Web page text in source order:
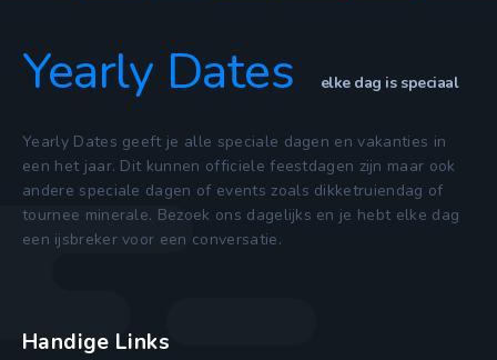
Yearly Dates elke dag is speciaal
Yearly Dates geeft je alle speciale dagen en vakanties in
een het jaar. Dit kunnen officiele feestdagen zijn maar ook
andere speciale dagen of events zoals dikketruiendag of
tournee minerale. Bezoek ons dagelijks en je hebt elke dag
een ijsbreker voor een conversatie.
Handige Links